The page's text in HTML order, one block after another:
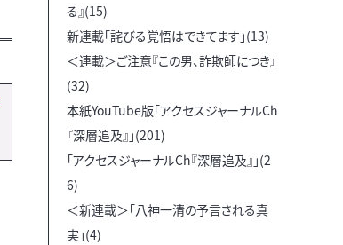
る』(15)
新連載「詫びる覚悟はできてます」(13)
＜連載＞ご注意『この男、詐欺師につき』
(32)
本紙YouTube版「アクセスジャーナルCh
『深層追及』」(201)
「アクセスジャーナルCh『深層追及』」(2
6)
＜新連載＞「八神一清の予言される真
実」(4)